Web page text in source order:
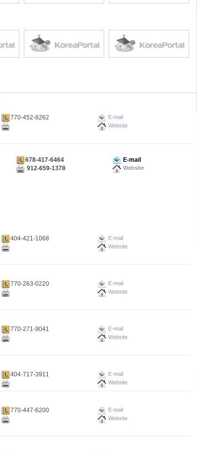
770-452-8262
E-mail
Website
678-417-6464
E-mail
912-659-1378
Website
404-421-1068
E-mail
Website
770-263-0220
E-mail
Website
770-271-9041
E-mail
Website
404-717-3911
E-mail
Website
770-447-6200
E-mail
Website